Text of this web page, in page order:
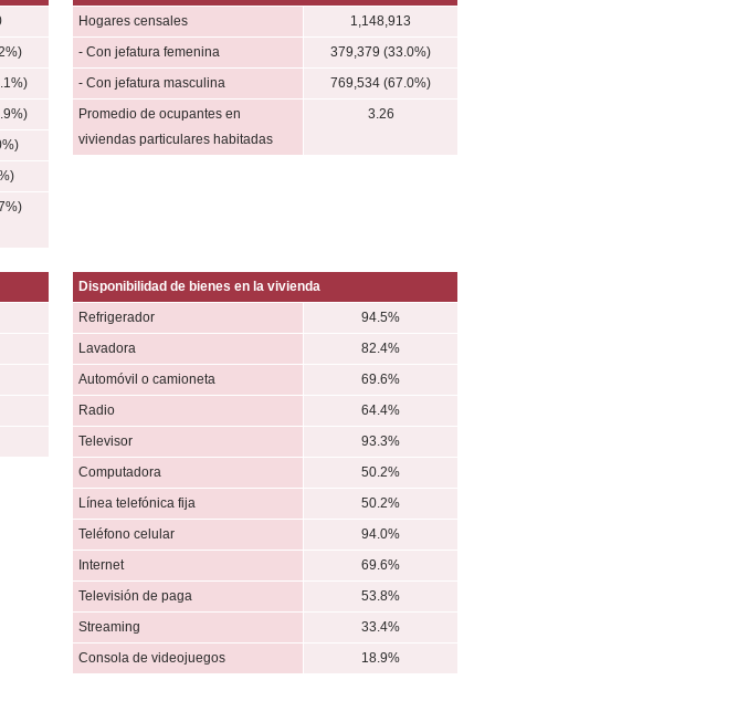
Hogares censales
1,148,913
- Con jefatura femenina
379,379 (33.0%)
- Con jefatura masculina
769,534 (67.0%)
Promedio de ocupantes en
viviendas particulares habitadas
3.26
Disponibilidad de bienes en la vivienda
Refrigerador
94.5%
Lavadora
82.4%
Automóvil o camioneta
69.6%
Radio
64.4%
Televisor
93.3%
Computadora
50.2%
Línea telefónica fija
50.2%
Teléfono celular
94.0%
Internet
69.6%
Televisión de paga
53.8%
Streaming
33.4%
Consola de videojuegos
18.9%